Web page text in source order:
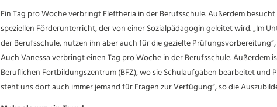
Ein Tag pro Woche verbringt Eleftheria in der Berufsschule. Außerdem
speziellen Förderunterricht, der von einer Sozialpädagogin geleitet wird. „Im
der Berufsschule, nutzen ihn aber auch für die gezielte
Auch Vanessa verbringt einen Tag pro Woche in der Berufsschule. Außerdem
Beruflichen Fortbildungszentrum (BFZ), wo sie Schulaufgaben bearbeitet und
steht uns dort auch immer jemand für Fragen zur Verfügung“, so die